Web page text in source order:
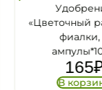
«Цветочный
фиалки, 4
165₽
В